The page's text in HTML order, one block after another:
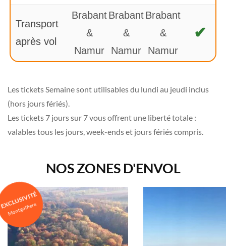
Transport
après vol
Brabant
&
Namur
Brabant
&
Namur
Brabant
&
Namur
✔
Les tickets Semaine sont utilisables du lundi au jeudi inclus
(hors jours fériés).
Les tickets 7 jours sur 7 vous offrent une liberté totale :
valables tous les jours, week-ends et jours fériés compris.
NOS ZONES D'ENVOL
Montgolfiere